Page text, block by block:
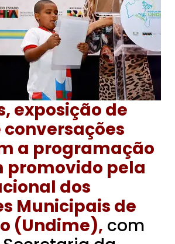
exposição de
conversações
a programação
promovido pela
dos
Municipais de
(Undime), com